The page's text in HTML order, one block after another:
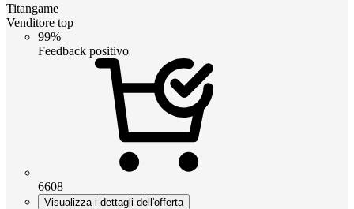
Titangame
Venditore top
99%
Feedback positivo
6608
Visualizza i dettagli dell'offerta